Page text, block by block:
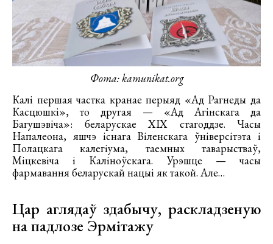
Фота: kamunikat.org
Калі першая частка кранае перыяд «Ад Рагнеды да
Касцюшкі», то другая — «Ад Агінскага да
Багушэвіча»: беларускае ХІХ стагоддзе. Часы
Напалеона, яшчэ існага Віленскага ўніверсітэта і
Полацкага калегіума, таемных таварыстваў,
Міцкевіча і Каліноўскага. Урэшце — часы
фармавання беларускай нацыі як такой. Але…
Цар аглядаў здабычу, раскладзеную
на падлозе Эрмітажу